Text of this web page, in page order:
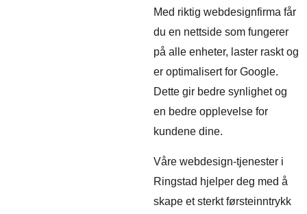
Med riktig webdesignfirma får
du en nettside som fungerer
på alle enheter, laster raskt og
er optimalisert for Google.
Dette gir bedre synlighet og
en bedre opplevelse for
kundene dine.
Våre webdesign-tjenester i
Ringstad hjelper deg med å
skape et sterkt førsteinntrykk